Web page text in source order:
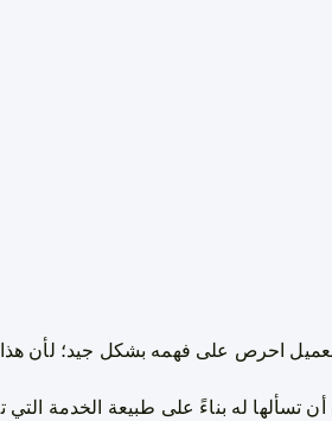
احرص على فهمه بشكل جيد؛ لأن
أن تسألها له بناءً على طبيعة الخدمة